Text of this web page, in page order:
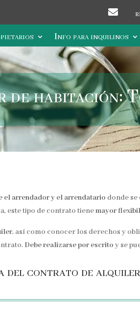

Info para inquilinos
habitación:
el arrendador y el arrendatario donde
este tipo de contrato tienemayor
, así como conocer los derechos y
Debe realizarse por escrito y se
del contrato de